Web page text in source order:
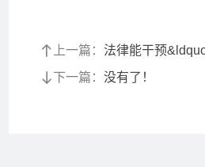
上一篇： 法律能干预
下一篇：没有了！